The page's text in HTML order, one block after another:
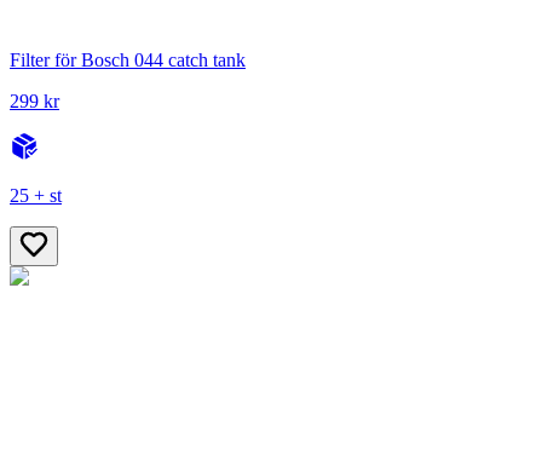
Filter för Bosch 044 catch tank
299 kr
25 + st